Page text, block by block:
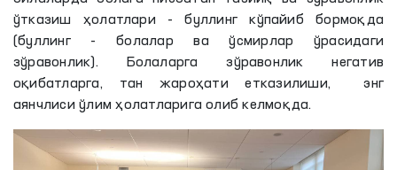
ўтказиш ҳолатлари - буллинг кўпайиб бормоқда
(буллинг - болалар ва ўсмирлар ўрасидаги
зўравонлик). Болаларга зўравонлик негатив
оқибатларга, тан жароҳати етказилиши, энг
аянчлиси ўлим ҳолатларига олиб келмоқда.